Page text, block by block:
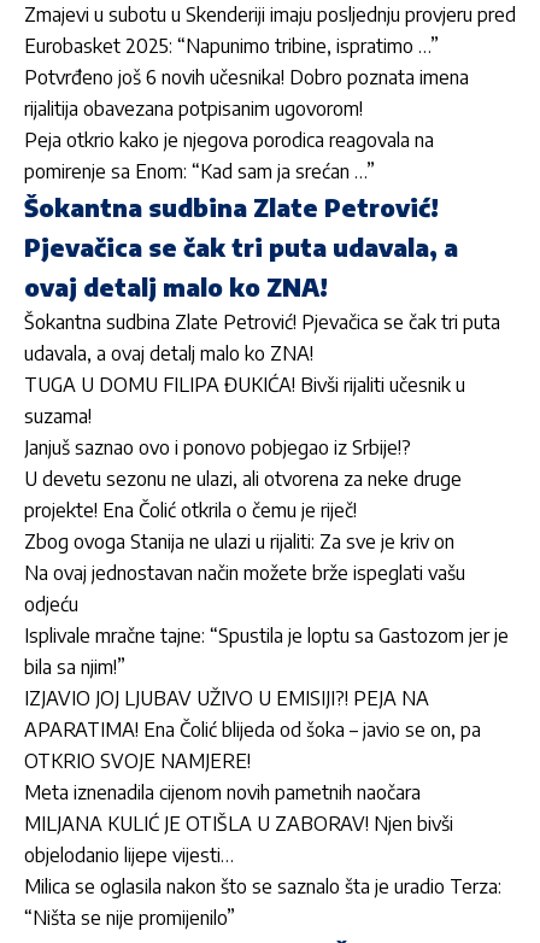
Zmajevi u subotu u Skenderiji imaju posljednju provjeru pred
Eurobasket 2025: “Napunimo tribine, ispratimo …”
Potvrđeno još 6 novih učesnika! Dobro poznata imena
rijalitija obavezana potpisanim ugovorom!
Peja otkrio kako je njegova porodica reagovala na
pomirenje sa Enom: “Kad sam ja srećan …”
Šokantna sudbina Zlate Petrović!
Pjevačica se čak tri puta udavala, a
ovaj detalj malo ko ZNA!
Šokantna sudbina Zlate Petrović! Pjevačica se čak tri puta
udavala, a ovaj detalj malo ko ZNA!
TUGA U DOMU FILIPA ĐUKIĆA! Bivši rijaliti učesnik u
suzama!
Janjuš saznao ovo i ponovo pobjegao iz Srbije!?
U devetu sezonu ne ulazi, ali otvorena za neke druge
projekte! Ena Čolić otkrila o čemu je riječ!
Zbog ovoga Stanija ne ulazi u rijaliti: Za sve je kriv on
Na ovaj jednostavan način možete brže ispeglati vašu
odjeću
Isplivale mračne tajne: “Spustila je loptu sa Gastozom jer je
bila sa njim!”
IZJAVIO JOJ LJUBAV UŽIVO U EMISIJI?! PEJA NA
APARATIMA! Ena Čolić blijeda od šoka – javio se on, pa
OTKRIO SVOJE NAMJERE!
Meta iznenadila cijenom novih pametnih naočara
MILJANA KULIĆ JE OTIŠLA U ZABORAV! Njen bivši
objelodanio lijepe vijesti…
Milica se oglasila nakon što se saznalo šta je uradio Terza:
“Ništa se nije promijenilo”